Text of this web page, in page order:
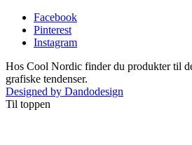
Facebook
Pinterest
Instagram
Hos Cool Nordic finder du produkter til
grafiske tendenser.
Designed by Dandodesign
Til toppen